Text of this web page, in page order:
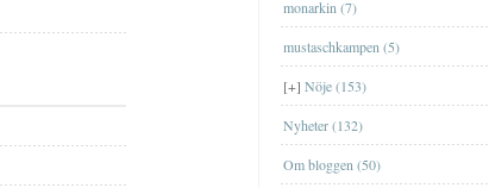
monarkin (7)
mustaschkampen (5)
[+] Nöje (153)
MusikMusik
Nyheter (132)
Om bloggen (50)